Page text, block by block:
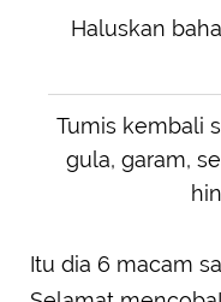
Haluskan
Tumis kembali
gula, garam,
Itu dia 6 macam